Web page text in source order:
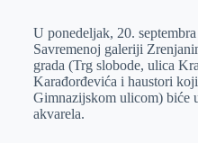
e
r
I
n
s
A
p
p
a
i
l
U ponedeljak, 20.
Savremenoj galeriji
grada (Trg slobode, ulica
Karađorđevića i haustori
Gimnazijskom ulicom) biće
akvarela.